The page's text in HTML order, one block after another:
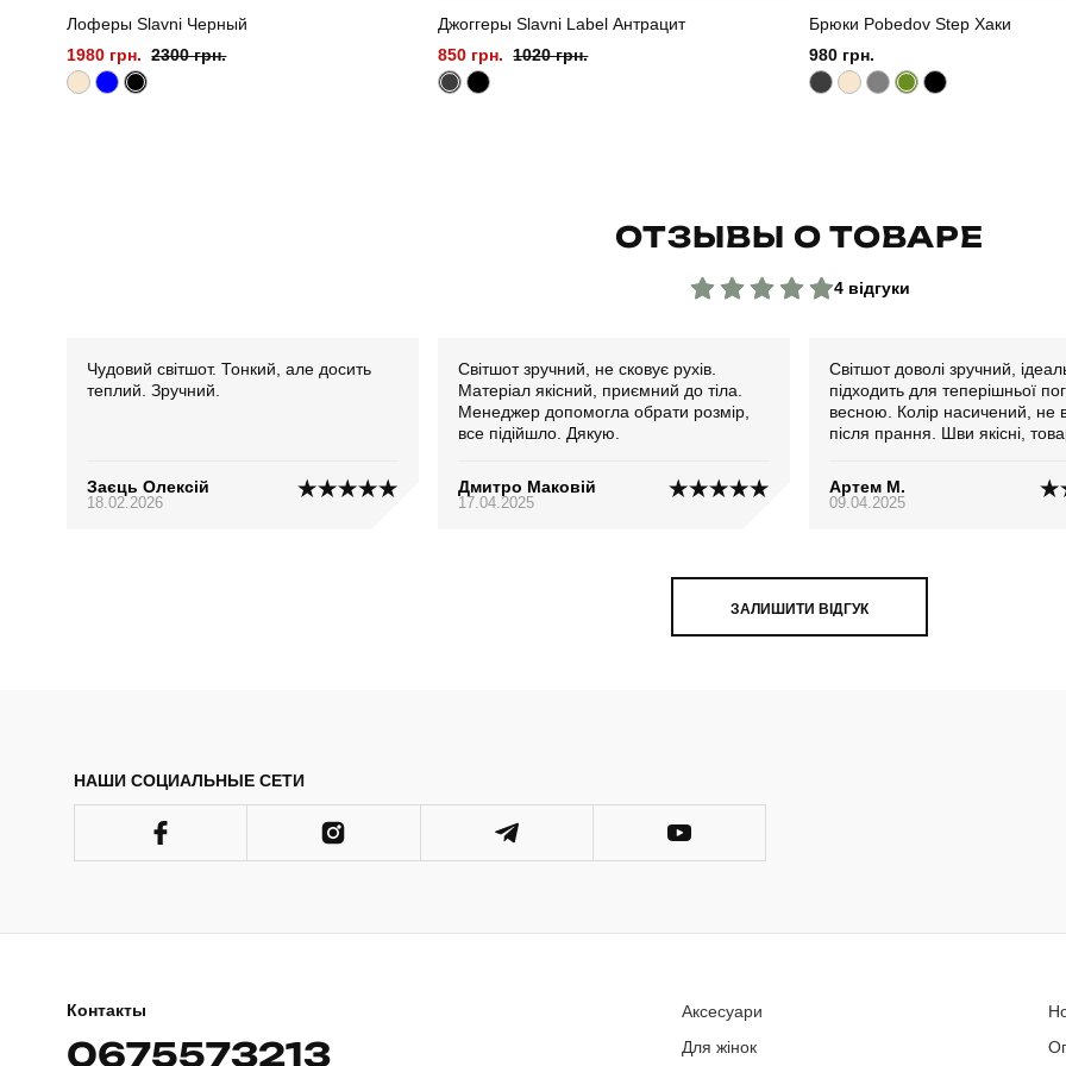
Лоферы Slavni Черный
1980 грн. 2300 грн.
Джоггеры Slavni Label Антрацит
850 грн. 1020 грн.
Брюки Pobedov Step Хаки
980 грн.
ОТЗЫВЫ О ТОВАРЕ
4 відгуки
Чудовий світшот. Тонкий, але досить
теплий. Зручний.
Заєць Олексій
18.02.2026
Світшот зручний, не сковує рухів.
Матеріал якісний, приємний до тіла.
Менеджер допомогла обрати розмір,
все підійшло. Дякую.
Дмитро Маковій
17.04.2025
Світшот доволі зручний, ідеально
підходить для теперішньої
весною. Колір насичений, не
після прання. Шви якісні, товар
Артем М.
09.04.2025
ЗАЛИШИТИ ВІДГУК
НАШИ СОЦИАЛЬНЫЕ СЕТИ
Контакты
0675573213
Аксесуари
Для жінок